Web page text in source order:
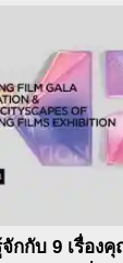
กกับ 9 เรื่อง